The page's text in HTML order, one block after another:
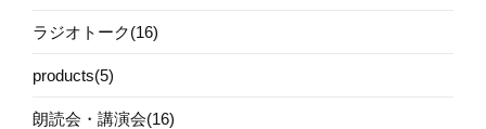
ラジオトーク(16)
products(5)
朗読会・講演会(16)